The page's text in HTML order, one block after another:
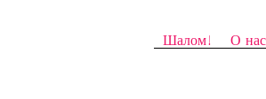
Шалом! О нас